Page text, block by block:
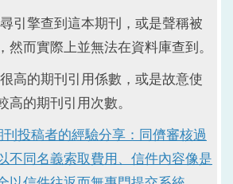
引擎查到這本期刊，或是聲稱被
然而實際上並無法在資料庫查到。
高的期刊引用係數，或是故意使
高的期刊引用次數。
刊投稿者的經驗分享：同儕審核過
不同名義索取費用、信件內容像是